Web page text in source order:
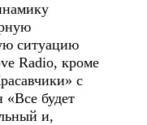
ситуацию
Radio, кроме
с
будет
и,